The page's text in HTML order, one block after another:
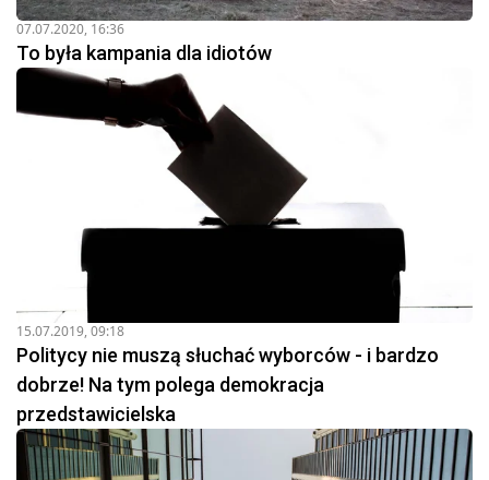
07.07.2020, 16:36
To była kampania dla idiotów
15.07.2019, 09:18
Politycy nie muszą słuchać wyborców - i bardzo
dobrze! Na tym polega demokracja
przedstawicielska